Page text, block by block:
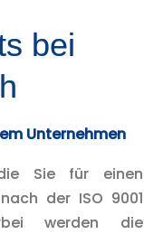
bei
Unternehmen
Sie für einen
der ISO 9001
werden die